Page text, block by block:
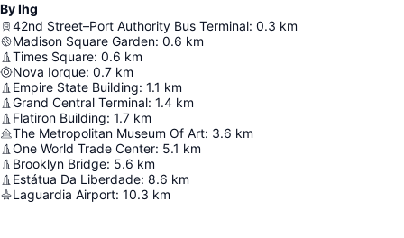
By Ihg
42nd Street–Port Authority Bus Terminal: 0.3 km
Madison Square Garden: 0.6 km
Times Square: 0.6 km
Nova Iorque: 0.7 km
Empire State Building: 1.1 km
Grand Central Terminal: 1.4 km
Flatiron Building: 1.7 km
The Metropolitan Museum Of Art: 3.6 km
One World Trade Center: 5.1 km
Brooklyn Bridge: 5.6 km
Estátua Da Liberdade: 8.6 km
Laguardia Airport: 10.3 km